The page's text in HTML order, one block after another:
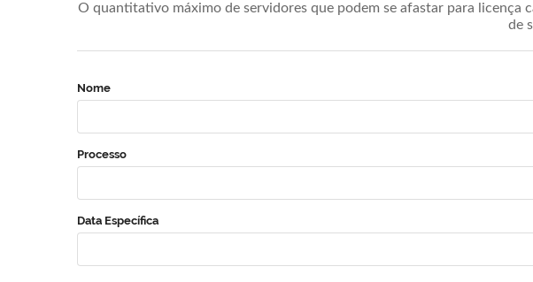
O quantitativo máximo de servidores que podem se afastar para
de
Nome
Processo
Data Específica